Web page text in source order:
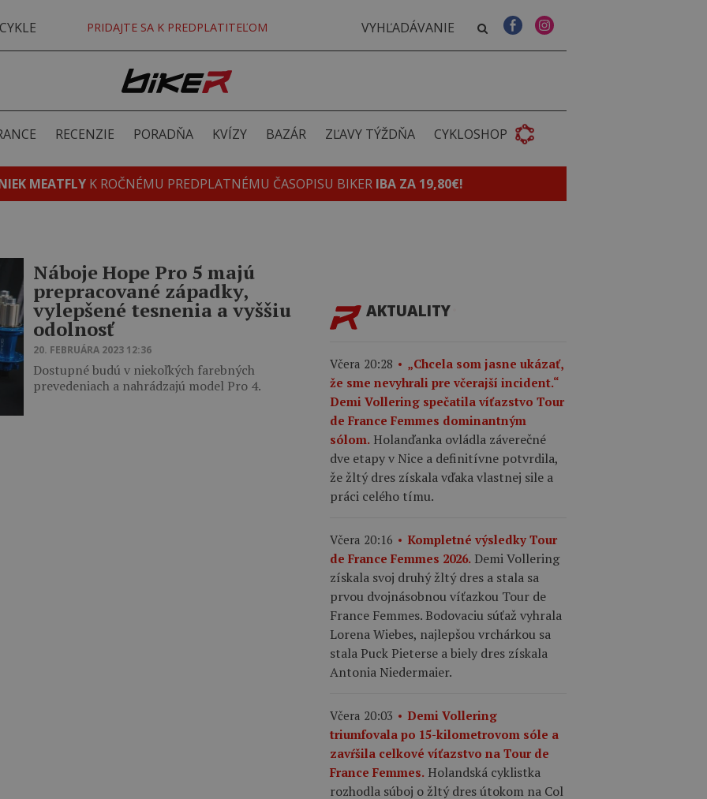
PRIDAJTE SA K PREDPLATITEĽOM
RECENZIE PORADŇA KVÍZY BAZÁR ZĽAVY TÝŽDŇA CYKLOSHOP
MEATFLY K ROČNÉMU PREDPLATNÉMU ČASOPISU BIKER IBA ZA 19,80€!
Náboje Hope Pro 5 majú
prepracované západky,
vylepšené tesnenia a vyššiu
odolnosť
20. FEBRUÁRA 2023 12:36
Dostupné budú v niekoľkých farebných
prevedeniach a nahrádzajú model Pro 4.
AKTUALITY
Včera 20:28
„Chcela som jasne ukázať,
že sme nevyhrali pre včerajší incident.“
Demi Vollering spečatila víťazstvo Tour
de France Femmes dominantným
sólom. Holanďanka ovládla záverečné
dve etapy v Nice a definitívne potvrdila,
že žltý dres získala vďaka vlastnej sile a
práci celého tímu.
Včera 20:16
Kompletné výsledky Tour
de France Femmes 2026. Demi Vollering
získala svoj druhý žltý dres a stala sa
prvou dvojnásobnou víťazkou Tour de
France Femmes. Bodovaciu súťaž vyhrala
Lorena Wiebes, najlepšou vrchárkou sa
stala Puck Pieterse a biely dres získala
Antonia Niedermaier.
Včera 20:03
Demi Vollering
triumfovala po 15-kilometrovom sóle a
zavŕšila celkové víťazstvo na Tour de
France Femmes. Holandská cyklistka
rozhodla súboj o žltý dres útokom na Col